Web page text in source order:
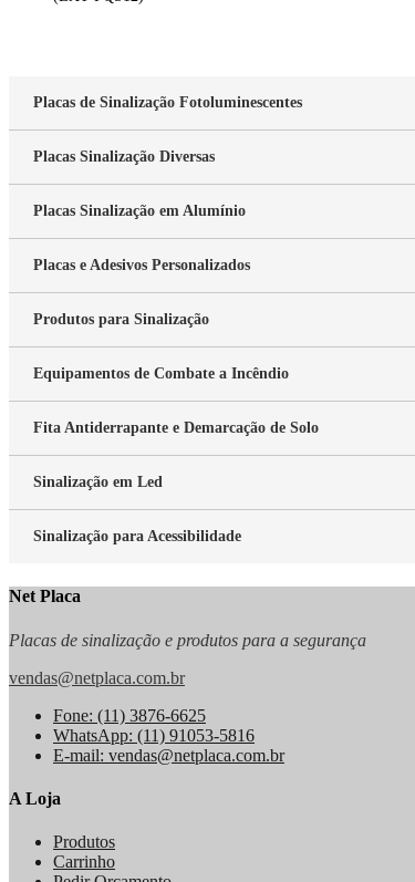
Placas de Sinalização Fotoluminescentes
Placas Sinalização Diversas
Placas Sinalização em Alumínio
Placas e Adesivos Personalizados
Produtos para Sinalização
Equipamentos de Combate a Incêndio
Fita Antiderrapante e Demarcação de Solo
Sinalização em Led
Sinalização para Acessibilidade
Net Placa
Placas de sinalização e produtos para a segurança
vendas@netplaca.com.br
Fone: (11) 3876-6625
WhatsApp: (11) 91053-5816
E-mail: vendas@netplaca.com.br
A Loja
Produtos
Carrinho